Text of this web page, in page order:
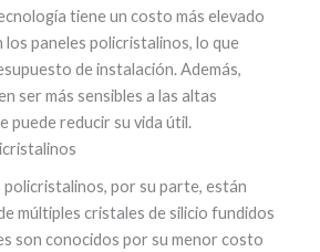
tiene un costo más elevado
los paneles policristalinos, lo que
de instalación. Además,
ser más sensibles a las altas
puede reducir su vida útil.
policristalinos, por su parte, están
múltiples cristales de silicio fundidos
son conocidos por su menor costo